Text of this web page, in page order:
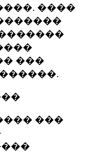
����
���
������.
���